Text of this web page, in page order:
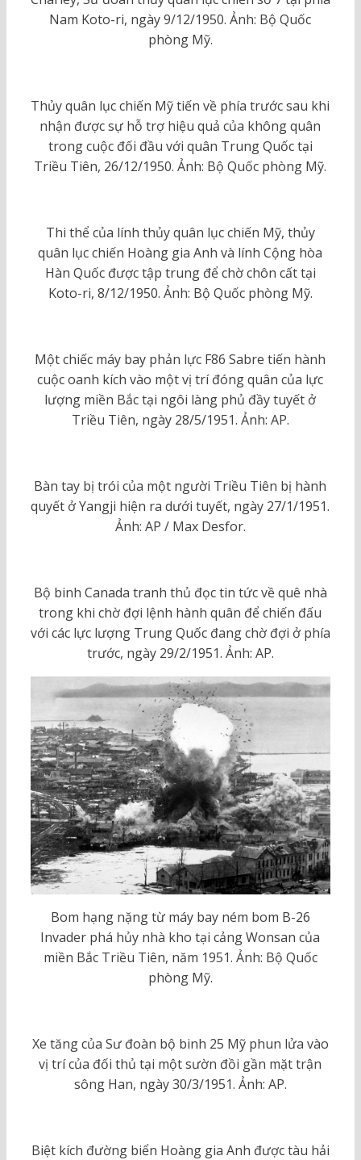
Nam Koto-ri, ngày 9/12/1950. Ảnh: Bộ Quốc
phòng Mỹ.
Thủy quân lục chiến Mỹ tiến về phía trước sau khi
nhận được sự hỗ trợ hiệu quả của không quân
trong cuộc đối đầu với quân Trung Quốc tại
Triều Tiên, 26/12/1950. Ảnh: Bộ Quốc phòng Mỹ.
Thi thể của lính thủy quân lục chiến Mỹ, thủy
quân lục chiến Hoàng gia Anh và lính Cộng hòa
Hàn Quốc được tập trung để chờ chôn cất tại
Koto-ri, 8/12/1950. Ảnh: Bộ Quốc phòng Mỹ.
Một chiếc máy bay phản lực F86 Sabre tiến hành
cuộc oanh kích vào một vị trí đóng quân của lực
lượng miền Bắc tại ngôi làng phủ đầy tuyết ở
Triều Tiên, ngày 28/5/1951. Ảnh: AP.
Bàn tay bị trói của một người Triều Tiên bị hành
quyết ở Yangji hiện ra dưới tuyết, ngày 27/1/1951.
Ảnh: AP / Max Desfor.
Bộ binh Canada tranh thủ đọc tin tức về quê nhà
trong khi chờ đợi lệnh hành quân để chiến đấu
với các lực lượng Trung Quốc đang chờ đợi ở phía
trước, ngày 29/2/1951. Ảnh: AP.
Bom hạng nặng từ máy bay ném bom B-26
Invader phá hủy nhà kho tại cảng Wonsan của
miền Bắc Triều Tiên, năm 1951. Ảnh: Bộ Quốc
phòng Mỹ.
Xe tăng của Sư đoàn bộ binh 25 Mỹ phun lửa vào
vị trí của đối thủ tại một sườn đồi gần mặt trận
sông Han, ngày 30/3/1951. Ảnh: AP.
Biệt kích đường biển Hoàng gia Anh được tàu hải